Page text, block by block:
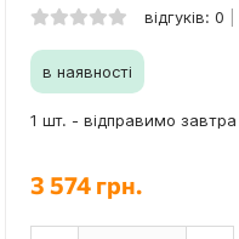
відгуків: 0
в наявності
1 шт. - відправимо завтра
3 574 грн.